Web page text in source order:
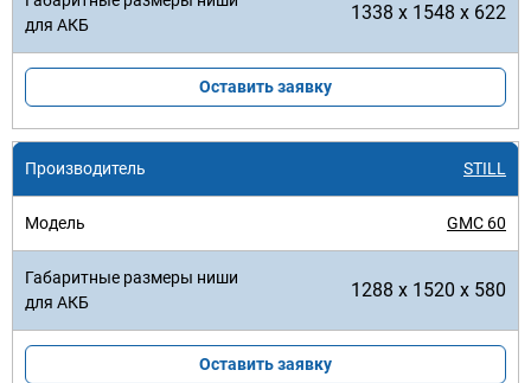
1338 x 1548 x 622
Оставить заявку
STILL
GMC 60
1288 x 1520 x 580
Оставить заявку